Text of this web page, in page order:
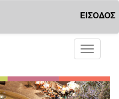
ΕΙΣΟΔΟΣ
Toggle